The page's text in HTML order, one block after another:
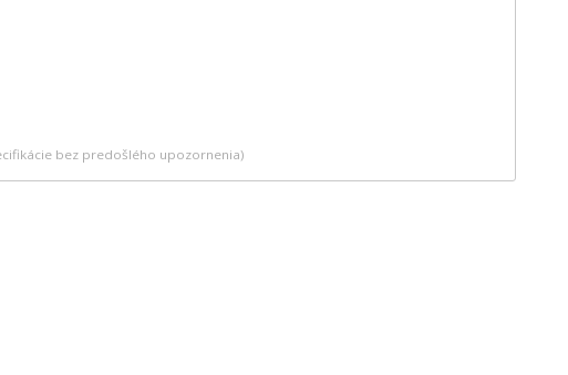
bez predošlého upozornenia)